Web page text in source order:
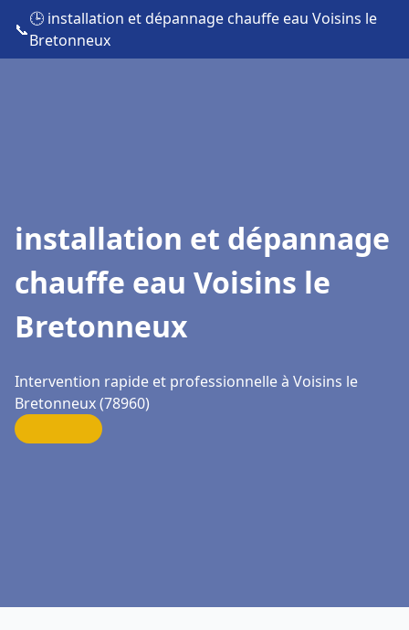
📞
🕒 installation et dépannage chauffe eau Voisins le
Bretonneux
installation et dépannage
chauffe eau Voisins le
Bretonneux
Intervention rapide et professionnelle à Voisins le
Bretonneux (78960)